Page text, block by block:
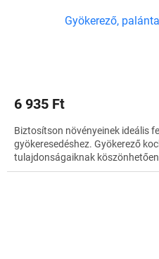
Gyökerező,
6 935 Ft
Biztosítson növényeinek ideális
gyökeresedéshez. Gyökerező
tulajdonságaiknak